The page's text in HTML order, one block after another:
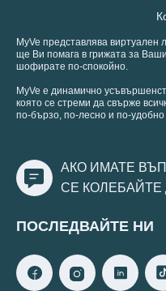
MyVe представлява виртуален
ще Ви помага в грижата за
шофирате по-спокойно.
MyVe е динамично
която се стреми да свърже
по-бързо, по-лесно и по-
АКО ИМАТЕ
СЕ
ПОСЛЕДВАЙТЕ НИ